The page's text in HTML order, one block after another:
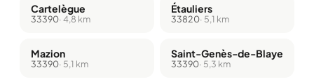
Cartelègue
33390· 4,8 km
Étauliers
33820· 5,1 km
Mazion
33390· 5,1 km
Saint-Genès-de-Blaye
33390· 5,3 km